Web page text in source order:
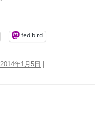
fedibird
2014年1月5日 |